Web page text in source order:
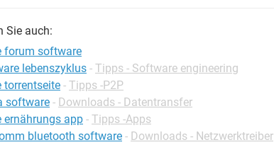
Sie auch:
forum software
lebenszyklus - Tipps - Software engineering
torrentseite - Tipps -P2P
software - Downloads - Datentransfer
ernährungs app - Tipps -Apps
bluetooth software - Downloads - Netzwerktreiber